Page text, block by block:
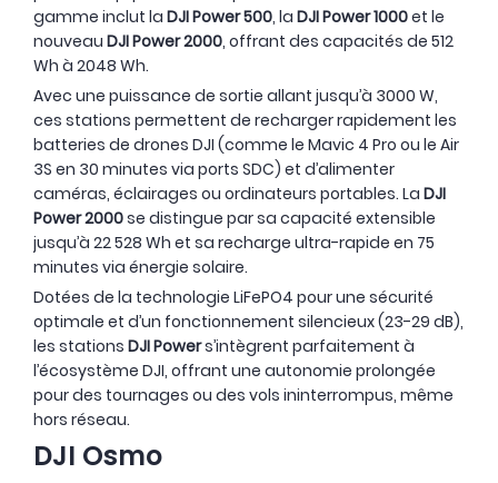
gamme inclut la DJI Power 500, la DJI Power 1000et le
nouveau DJI Power 2000, offrant des capacités de 512
Wh à 2048 Wh.
Avec une puissance de sortie allant jusqu’à 3000 W,
ces stations permettent de recharger rapidement les
batteries de drones DJI (comme le Mavic 4 Pro ou le Air
3S en 30 minutes via ports SDC) et d’alimenter
caméras, éclairages ou ordinateurs portables. La DJI
Power 2000se distingue par sa capacité extensible
jusqu’à 22 528 Wh et sa recharge ultra-rapide en 75
minutes via énergie solaire.
Dotées de la technologie LiFePO4 pour une sécurité
optimale et d’un fonctionnement silencieux (23-29 dB),
les stations DJI Powers’intègrent parfaitement à
l’écosystème DJI, offrant une autonomie prolongée
pour des tournages ou des vols ininterrompus, même
hors réseau.
DJI Osmo